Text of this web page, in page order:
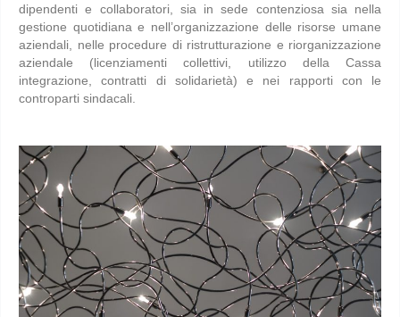
dipendenti e collaboratori, sia in sede contenziosa sia nella
gestione quotidiana e nell’organizzazione delle risorse umane
aziendali, nelle procedure di ristrutturazione e riorganizzazione
aziendale (licenziamenti collettivi, utilizzo della Cassa
integrazione, contratti di solidarietà) e nei rapporti con le
controparti sindacali.